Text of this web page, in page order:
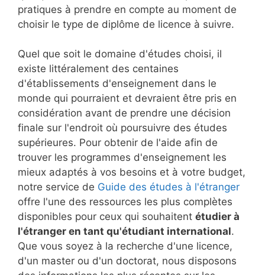
pratiques à prendre en compte au moment de
choisir le type de diplôme de licence à suivre.
Quel que soit le domaine d'études choisi, il
existe littéralement des centaines
d'établissements d'enseignement dans le
monde qui pourraient et devraient être pris en
considération avant de prendre une décision
finale sur l'endroit où poursuivre des études
supérieures. Pour obtenir de l'aide afin de
trouver les programmes d'enseignement les
mieux adaptés à vos besoins et à votre budget,
notre service de Guide des études à l'étranger
offre l'une des ressources les plus complètes
disponibles pour ceux qui souhaitent étudier à
l'étranger en tant qu'étudiant international.
Que vous soyez à la recherche d'une licence,
d'un master ou d'un doctorat, nous disposons